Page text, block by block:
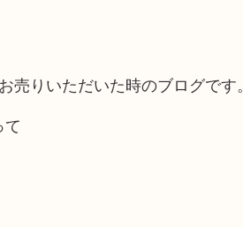
りいただいた時のブログです。